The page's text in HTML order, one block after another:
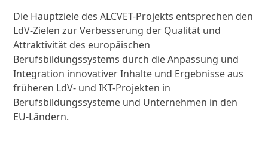
Die Hauptziele des ALCVET-Projekts entsprechen den
LdV-Zielen zur Verbesserung der Qualität und
Attraktivität des europäischen
Berufsbildungssystems durch die Anpassung und
Integration innovativer Inhalte und Ergebnisse aus
früheren LdV- und IKT-Projekten in
Berufsbildungssysteme und Unternehmen in den
EU-Ländern.